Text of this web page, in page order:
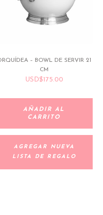
– BOWL DE SERVIR 21
CM
USD$175.00
AÑADIR AL
CARRITO
AGREGAR NUEVA
LISTA DE REGALO